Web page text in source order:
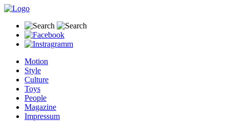
Motion
Style
Culture
Toys
People
Magazine
Impressum